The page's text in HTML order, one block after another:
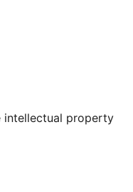
intellectual property